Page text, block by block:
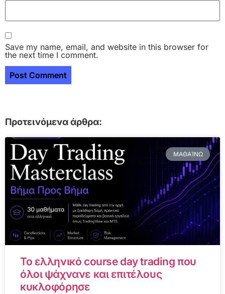
Save my name, email, and website in this browser for
the next time I comment.
Προτεινόμενα άρθρα:
ΜΑΘΑΊΝΩ
Το ελληνικό course day trading που
όλοι ψάχνανε και επιτέλους
κυκλοφόρησε